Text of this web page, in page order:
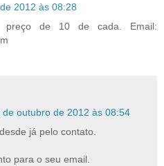
2012 às 08:28
preço de 10 de cada. Email:
de outubro de 2012 às 08:54
já pelo contato.
para o seu email.